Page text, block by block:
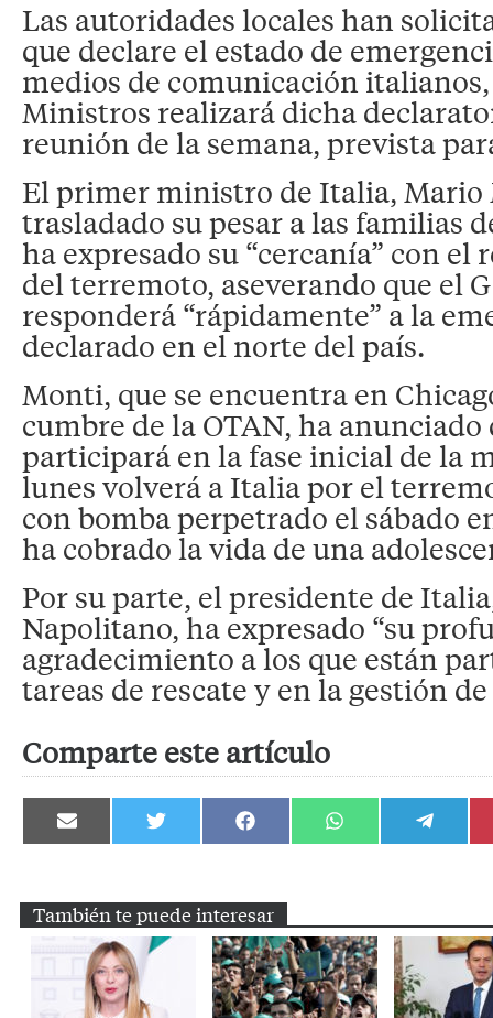
Las autoridades locales han
que declare el estado de
medios de comunicación italianos,
Ministros realizará dicha
reunión de la semana, prevista
El primer ministro de Italia, Mario
trasladado su pesar a las familias
ha expresado su “cercanía” con el
del terremoto, aseverando que el
responderá “rápidamente” a la
declarado en el norte del país.
Monti, que se encuentra en
cumbre de la OTAN, ha
participará en la fase inicial de la
lunes volverá a Italia por el
con bomba perpetrado el sábado
ha cobrado la vida de una
Por su parte, el presidente de
Napolitano, ha expresado “su
agradecimiento a los que están
tareas de rescate y en la gestión
Comparte este artículo
Compartir
en
Compartir
en
Compartir
en
Compartir
en
Compartir
en
También te puede interesar